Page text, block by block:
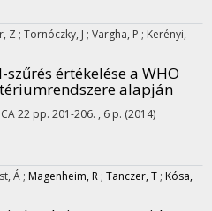
Z ; Tornóczky, J ; Vargha, P ; Kerényi,
szűrés értékelése a WHO
alapján
22 pp. 201-206. , 6 p. (2014)
Á ; Magenheim, R ; Tanczer, T ; Kósa,